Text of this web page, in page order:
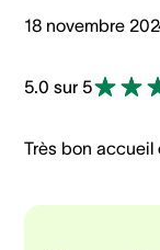
18 novembre
5.0 sur 5
Très bon